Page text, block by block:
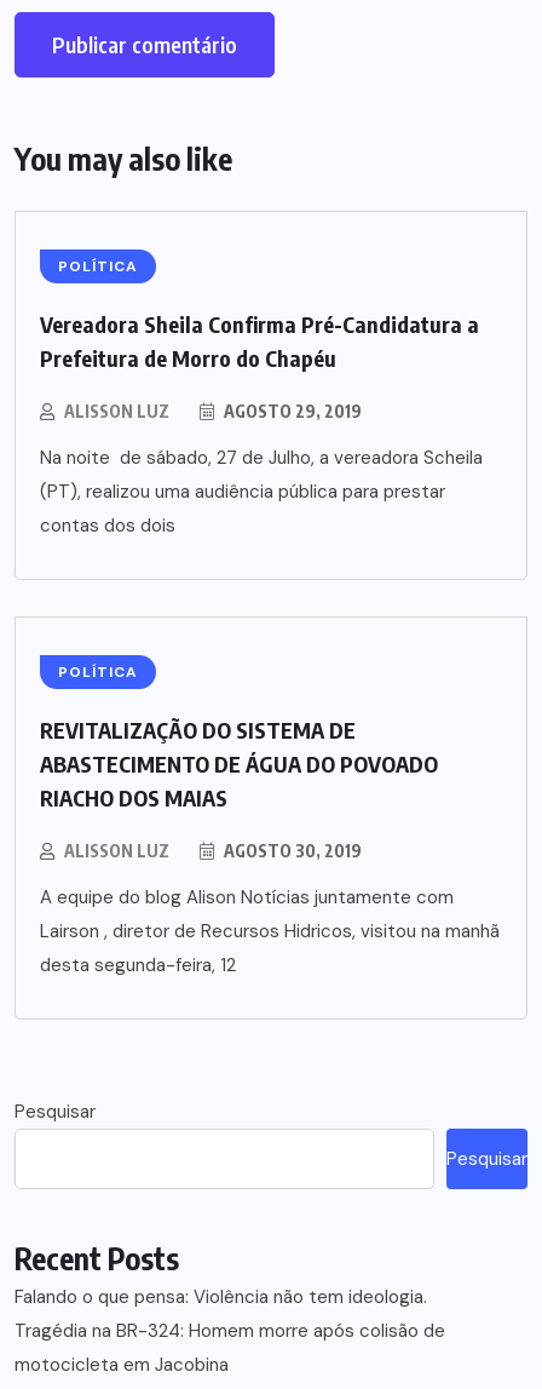
You may also like
POLÍTICA
Vereadora Sheila Confirma Pré-Candidatura a
Prefeitura de Morro do Chapéu
ALISSON LUZ AGOSTO 29, 2019
Na noite de sábado, 27 de Julho, a vereadora Scheila
(PT), realizou uma audiência pública para prestar
contas dos dois
POLÍTICA
REVITALIZAÇÃO DO SISTEMA DE
ABASTECIMENTO DE ÁGUA DO POVOADO
RIACHO DOS MAIAS
ALISSON LUZ AGOSTO 30, 2019
A equipe do blog Alison Notícias juntamente com
Lairson , diretor de Recursos Hidricos, visitou na manhã
desta segunda-feira, 12
Pesquisar
Pesquisar
Recent Posts
Falando o que pensa: Violência não tem ideologia.
Tragédia na BR-324: Homem morre após colisão de
motocicleta em Jacobina